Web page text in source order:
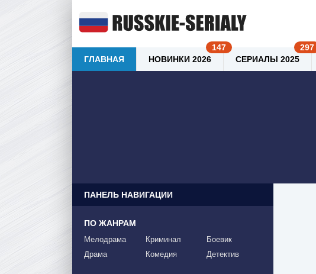
ПАНЕЛЬ НАВИГАЦИИ
ПО ЖАНРАМ
Мелодрама
Драма
Криминал
Комедия
Боевик
Детектив
ГЛАВНАЯ НОВИНКИ 2026 СЕРИАЛЫ 2025